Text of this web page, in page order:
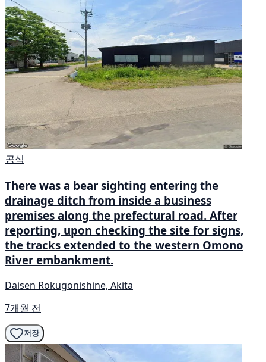
공식
There was a bear sighting entering the
drainage ditch from inside a business
premises along the prefectural road. After
reporting, upon checking the site for signs,
the tracks extended to the western Omono
River embankment.
Daisen Rokugonishine, Akita
7개월 전
저장